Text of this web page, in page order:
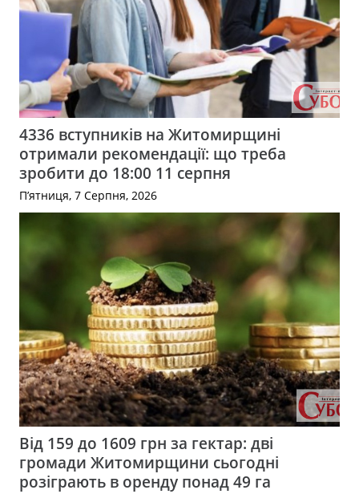
4336 вступників на Житомирщині
отримали рекомендації: що треба
зробити до 18:00 11 серпня
П’ятниця, 7 Серпня, 2026
Від 159 до 1609 грн за гектар: дві
громади Житомирщини сьогодні
розіграють в оренду понад 49 га